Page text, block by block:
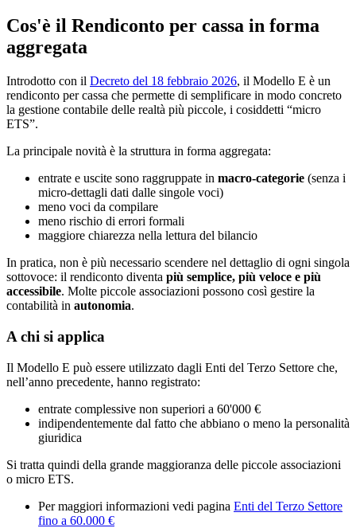
Cos'è il Rendiconto per cassa in forma
aggregata
Introdotto con il Decreto del 18 febbraio 2026, il Modello E è un
rendiconto per cassa che permette di semplificare in modo concreto
la gestione contabile delle realtà più piccole, i cosiddetti “micro
ETS”.
La principale novità è la struttura in forma aggregata:
entrate e uscite sono raggruppate in macro-categorie (senza i
micro-dettagli dati dalle singole voci)
meno voci da compilare
meno rischio di errori formali
maggiore chiarezza nella lettura del bilancio
In pratica, non è più necessario scendere nel dettaglio di ogni singola
sottovoce: il rendiconto diventa più semplice, più veloce e più
accessibile. Molte piccole associazioni possono così gestire la
contabilità in autonomia.
A chi si applica
Il Modello E può essere utilizzato dagli Enti del Terzo Settore che,
nell’anno precedente, hanno registrato:
entrate complessive non superiori a 60'000 €
indipendentemente dal fatto che abbiano o meno la personalità
giuridica
Si tratta quindi della grande maggioranza delle piccole associazioni
o micro ETS.
Per maggiori informazioni vedi pagina Enti del Terzo Settore
fino a 60.000 €